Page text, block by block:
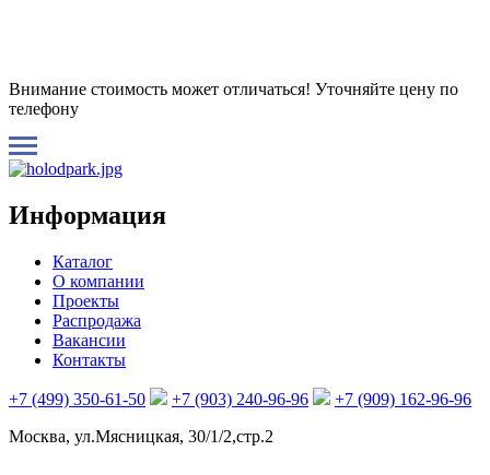
Внимание стоимость может отличаться! Уточняйте цену по
телефону
Информация
Каталог
О компании
Проекты
Распродажа
Вакансии
Контакты
+7 (499) 350-61-50 +7 (903) 240-96-96
+7 (909) 162-96-96
Москва, ул.Мясницкая, 30/1/2,стр.2